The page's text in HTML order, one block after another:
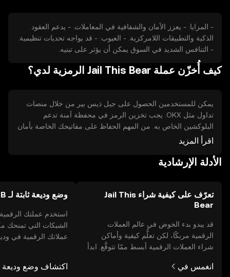
- المزايا: - يعزز الأمان والشفافية في المعاملات. - يدعم العقود
الذكية والتطبيقات اللامركزية. - العيوب: - قد يواجه تحديات تنظيمية.
- التنافس الشديد في السوق يمكن أن يؤثر على تبنيه.
كيف أُخزّن عملة Jail This Bear الرمزية لدي؟
يمكن للمستخدمين الحصول على جيل ذيس بير من خلال منصات
تداول مثل OKX. يجب تخزين الرمز في محفظة آمنة تدعم
البلوكشين الخاص به. من المهم الحفاظ على مفاتيحك الخاصة بأمان
لتجنب الاحتيال. تتفاوت توافر الرمز حسب الولاية القضائية، لذا يجب
اقرأ المزيد
الأدلة الإرشادية
تعرّف على كيفية شراء Jail This
Bear
قد يبدو بدء الخوض في عالم العملات
الرقمية مربكًا، لكن تعلُّم كيفية وأماكن
شراء العملات الرقمية أبسط ممّا تتوقَّع. ابدأ
الويب.
انغمس في
وضع وديعة ثابتة لـ JTB لديك
استخدم عملتك
الشبكات التي تمنحك
عملاتك الرقمية في
اكتشاف وضع وديعة